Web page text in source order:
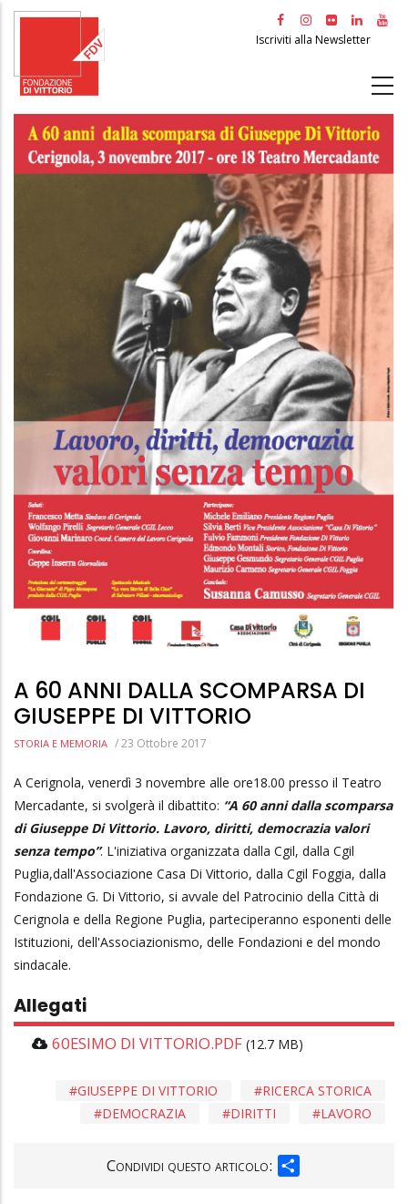
Salta
principale
Iscriviti alla Newsletter
A 60 ANNI DALLA SCOMPARSA DI
GIUSEPPE DI VITTORIO
STORIA E MEMORIA /23 Ottobre 2017
A Cerignola, venerdì 3 novembre alle ore18.00 presso il Teatro
Mercadante, si svolgerà il dibattito: “A 60 anni dalla scomparsa
di Giuseppe Di Vittorio. Lavoro, diritti, democrazia valori
senza tempo”. L'iniziativa organizzata dalla Cgil, dalla Cgil
Puglia,dall'Associazione Casa Di Vittorio, dalla Cgil Foggia, dalla
Fondazione G. Di Vittorio, si avvale del Patrocinio della Città di
Cerignola e della Regione Puglia, parteciperanno esponenti delle
Istituzioni, dell'Associazionismo, delle Fondazioni e del mondo
sindacale.
Allegati
60ESIMO DI VITTORIO.PDF (12.7 MB)
RICERCA STORICA
GIUSEPPE DI VITTORIO
LAVORO
DIRITTI
DEMOCRAZIA
Condividi questo articolo: